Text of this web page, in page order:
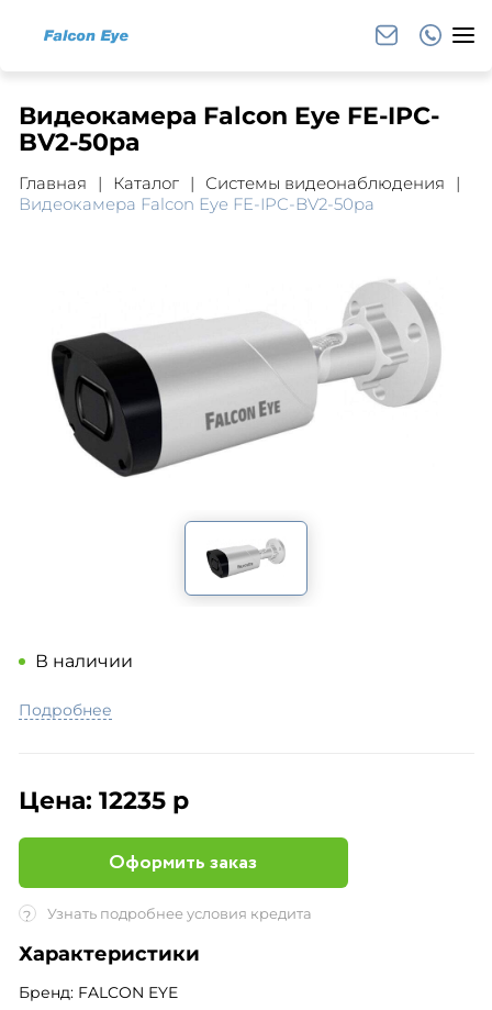
Видеокамера Falcon Eye FE-IPC-
BV2-50pa
Главная Каталог
Системы видеонаблюдения
Видеокамера Falcon Eye FE-IPC-BV2-50pa
В наличии
Подробнее
Цена: 12235 р
Оформить заказ
? Узнать подробнее условия кредита
Характеристики
Бренд: FALCON EYE